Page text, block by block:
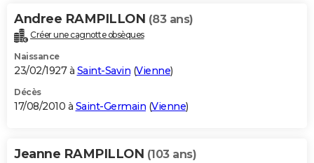
Andree RAMPILLON (83 ans)
Créer une cagnotte obsèques
Naissance
23/02/1927 à Saint-Savin (Vienne)
Décès
17/08/2010 à Saint-Germain (Vienne)
Jeanne RAMPILLON (103 ans)